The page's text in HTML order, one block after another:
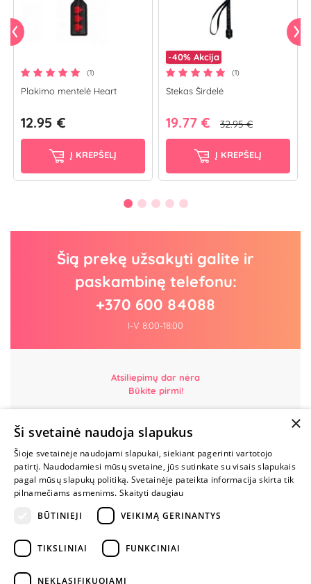
(1)
Plakimo mentelė Heart
12.95 €
Į KREPŠELĮ
-40% Akcija
(1)
Stekas Širdelė
19.77 € 32.95 €
Į KREPŠELĮ
Šią prekę užsakyti galite ir
paskambinę telefonu:
+370 600 84088
I-V 8:00-18:00
Atsiliepimų dar nėra
Būkite pirmi!
MYLIMIAUSIA
LIETUVOS
ELEKTRONINĖ
PARDUOTUVĖ
ŽAISTI
×
Ši svetainė naudoja slapukus
Šioje svetainėje naudojami slapukai, siekiant pagerinti vartotojo
patirtį. Naudodamiesi mūsų svetaine, jūs sutinkate su visais slapukais
pagal mūsų slapukų politiką. Svetainėje pateikta informacija skirta tik
pilnamečiams asmenims. Skaityti daugiau
BŪTINIEJI
VEIKIMĄ GERINANTYS
TIKSLINIAI FUNKCINIAI
NEKLASIFIKUOJAMI